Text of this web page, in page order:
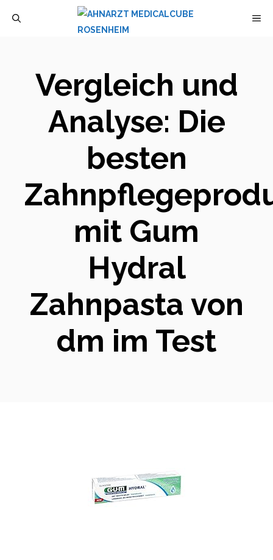
Vergleich und
Analyse: Die
besten
mit Gum
Hydral
Zahnpasta von
dm im Test